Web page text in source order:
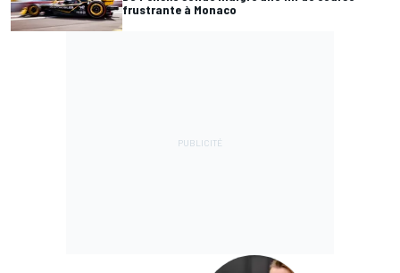
frustrante à Monaco